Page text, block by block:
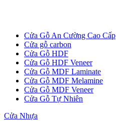
Cửa Gỗ An Cường Cao Cấp
Cửa gỗ carbon
Cửa Gỗ HDF
Cửa Gỗ HDF Veneer
Cửa Gỗ MDF Laminate
Cửa Gỗ MDF Melamine
Cửa Gỗ MDF Veneer
Cửa Gỗ Tự Nhiên
Cửa Nhựa